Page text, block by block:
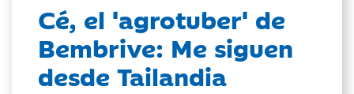
Cé, el 'agrotuber' de
Bembrive: Me siguen
desde Tailandia